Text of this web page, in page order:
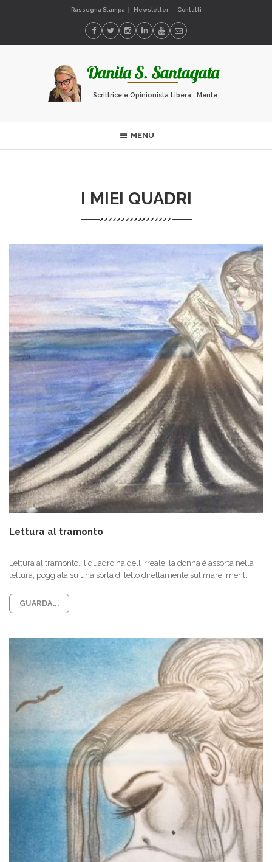
Rassegna Stampa Newsletter Contatti
Scrittrice e Opinionista Libera...Mente
MENU
I MIEI QUADRI
Lettura al tramonto
Lettura al tramonto. Il quadro ha dell’irreale: la donna è assorta nella
lettura, poggiata su una sorta di letto direttamente sul mare, ment...
GUARDA...